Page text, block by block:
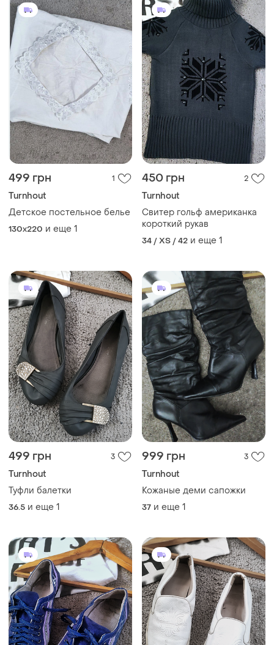
499 грн 1
Turnhout
Детское постельное белье
130x220 и еще 1
450 грн 2
Turnhout
Свитер гольф американка
короткий рукав
34 / XS / 42 и еще 1
499 грн 3
Turnhout
Туфли балетки
36.5 и еще 1
999 грн 3
Turnhout
Кожаные деми сапожки
37 и еще 1